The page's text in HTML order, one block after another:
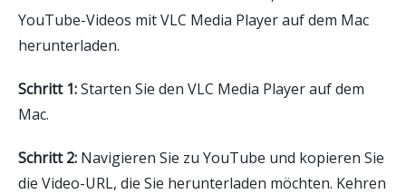
YouTube-Videos mit VLC Media Player auf dem Mac
herunterladen.
Schritt 1:Starten Sie den VLC Media Player auf dem
Mac.
Schritt 2: Navigieren Sie zu YouTube und kopieren Sie
die Video-URL, die Sie herunterladen möchten. Kehren